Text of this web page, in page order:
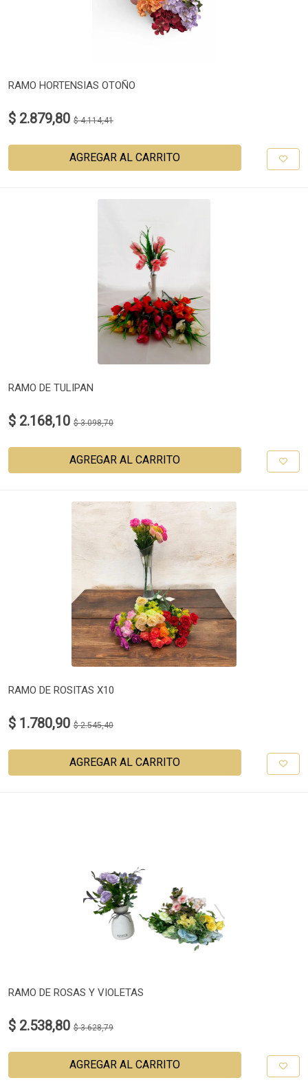
RAMO HORTENSIAS OTOÑO
$ 2.879,80 $ 4.114,41
AGREGAR AL CARRITO
RAMO DE TULIPAN
$ 2.168,10 $ 3.098,70
AGREGAR AL CARRITO
RAMO DE ROSITAS X10
$ 1.780,90 $ 2.545,40
AGREGAR AL CARRITO
RAMO DE ROSAS Y VIOLETAS
$ 2.538,80 $ 3.628,79
AGREGAR AL CARRITO